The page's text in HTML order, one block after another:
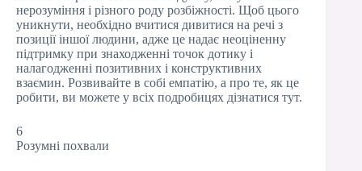
нерозуміння і різного роду розбіжності. Щоб цього
уникнути, необхідно вчитися дивитися на речі з
позиції іншої людини, адже це надає неоціненну
підтримку при знаходженні точок дотику і
налагодженні позитивних і конструктивних
взаємин. Розвивайте в собі емпатію, а про те, як це
робити, ви можете у всіх подробицях дізнатися тут.
6
Розумні похвали